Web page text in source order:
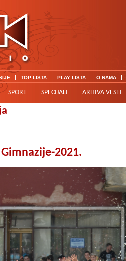
TOP LISTA PLAY LISTA O NAMA
SPORT SPECIJALI ARHIVA VESTI
2021.